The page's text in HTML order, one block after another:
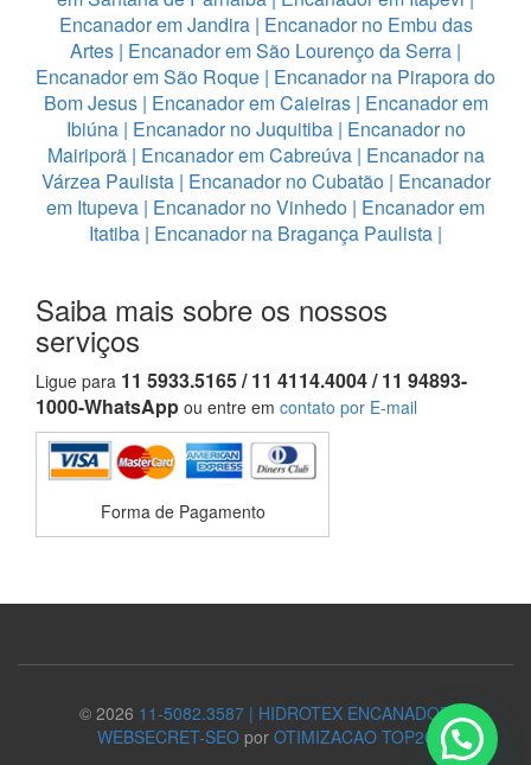
Encanador em Jandira| Encanador no Embu das
Artes | Encanador em São Lourenço da Serra |
Encanador em São Roque | Encanador na Pirapora do
Bom Jesus| Encanador em Caieiras| Encanador em
Ibiúna| Encanador no Juquitiba| Encanador no
Mairiporã| Encanador em Cabreúva| Encanador na
Várzea Paulista| Encanador no Cubatão| Encanador
em Itupeva | Encanador no Vinhedo | Encanador em
Itatiba | Encanador na Bragança Paulista |
Saiba mais sobre os nossos
serviços
Ligue para 11 5933.5165 / 11 4114.4004 / 11 94893-
1000-WhatsApp ou entre em contato por E-mail
Forma de Pagamento
© 2026 11-5082.3587 | HIDROTEX ENCANADOR
WEBSECRET-SEO por OTIMIZACAO TOP20